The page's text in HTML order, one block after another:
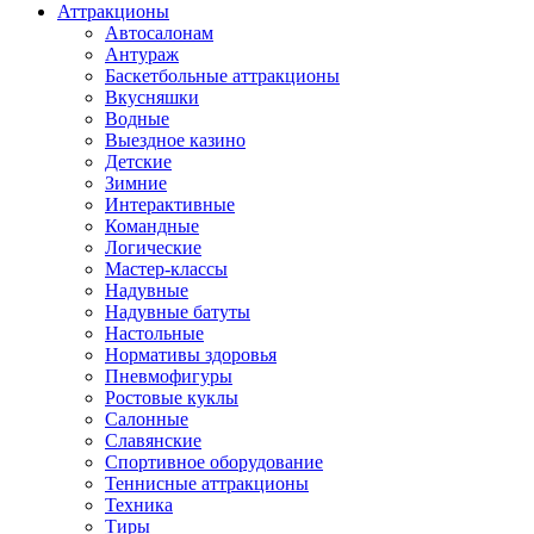
Аттракционы
Автосалонам
Антураж
Баскетбольные аттракционы
Вкусняшки
Водные
Выездное казино
Детские
Зимние
Интерактивные
Командные
Логические
Мастер-классы
Надувные
Надувные батуты
Настольные
Нормативы здоровья
Пневмофигуры
Ростовые куклы
Салонные
Славянские
Спортивное оборудование
Теннисные аттракционы
Техника
Тиры